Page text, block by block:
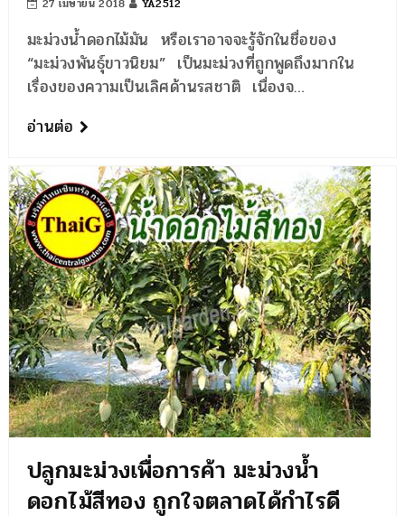
27 เมษายน 2018 YA2512
มะม่วงน้ำดอกไม้มัน หรือเราอาจจะรู้จักในชื่อของ
“มะม่วงพันธุ์ขาวนิยม” เป็นมะม่วงที่ถูกพูดถึงมากใน
เรื่องของความเป็นเลิศด้านรสชาติ เนื่องจ…
อ่านต่อ
ปลูกมะม่วงเพื่อการค้า มะม่วงน้ำ
ดอกไม้สีทอง ถูกใจตลาดได้กำไรดี